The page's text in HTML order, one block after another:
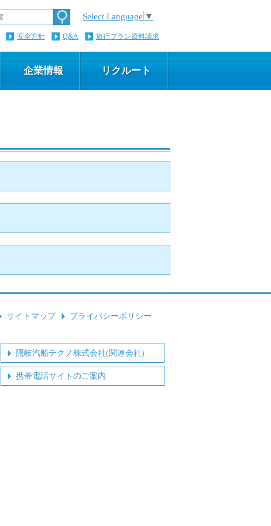
Select Language ▼
安全方針 Q&A 旅行プラン資料請求
企業情報 リクルート
サイトマップ プライバシーポリシー
隠岐汽船テクノ株式会社(関連会社)
携帯電話サイトのご案内